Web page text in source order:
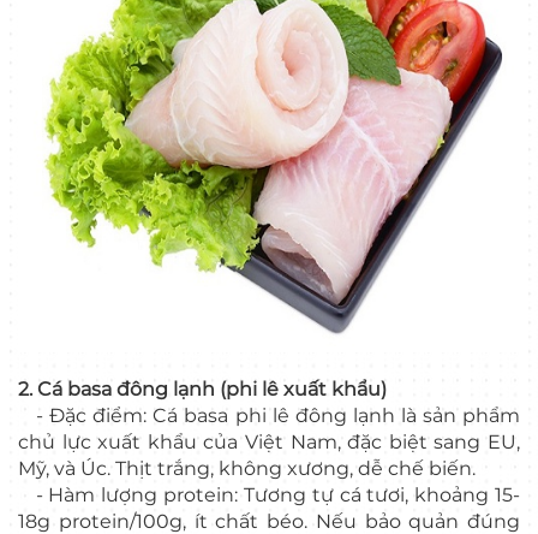
2. Cá basa đông lạnh (phi lê xuất khẩu)
- Đặc điểm: Cá basa phi lê đông lạnh là sản phẩm
chủ lực xuất khẩu của Việt Nam, đặc biệt sang EU,
Mỹ, và Úc. Thịt trắng, không xương, dễ chế biến.
- Hàm lượng protein: Tương tự cá tươi, khoảng 15-
18g protein/100g, ít chất béo. Nếu bảo quản đúng